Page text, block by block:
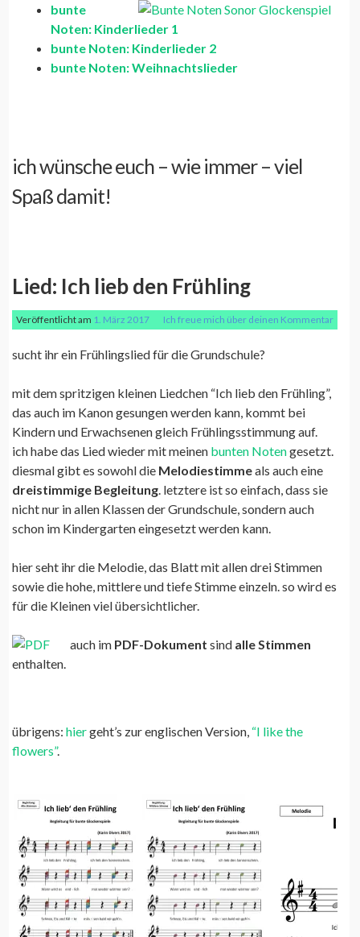
bunte
Noten: Kinderlieder 1
bunte Noten: Kinderlieder 2
bunte Noten: Weihnachtslieder
ich wünsche euch – wie immer – viel
Spaß damit!
Lied: Ich lieb den Frühling
Veröffentlicht am 1. März 2017 Ich freue mich über deinen Kommentar
sucht ihr ein Frühlingslied für die Grundschule?
mit dem spritzigen kleinen Liedchen “Ich lieb den Frühling”,
das auch im Kanon gesungen werden kann, kommt bei
Kindern und Erwachsenen gleich Frühlingsstimmung auf.
ich habe das Lied wieder mit meinen bunten Notengesetzt.
diesmal gibt es sowohl die Melodiestimmeals auch eine
dreistimmige Begleitung . letztere ist so einfach, dass sie
nicht nur in allen Klassen der Grundschule, sondern auch
schon im Kindergarten eingesetzt werden kann.
hier seht ihr die Melodie, das Blatt mit allen drei Stimmen
sowie die hohe, mittlere und tiefe Stimme einzeln. so wird es
für die Kleinen viel übersichtlicher.
auch im PDF-Dokument sind alle Stimmen
enthalten.
übrigens:hiergeht’s zur englischen Version, “I like the
flowers”.